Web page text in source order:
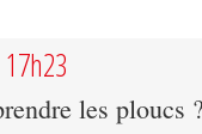
les ploucs